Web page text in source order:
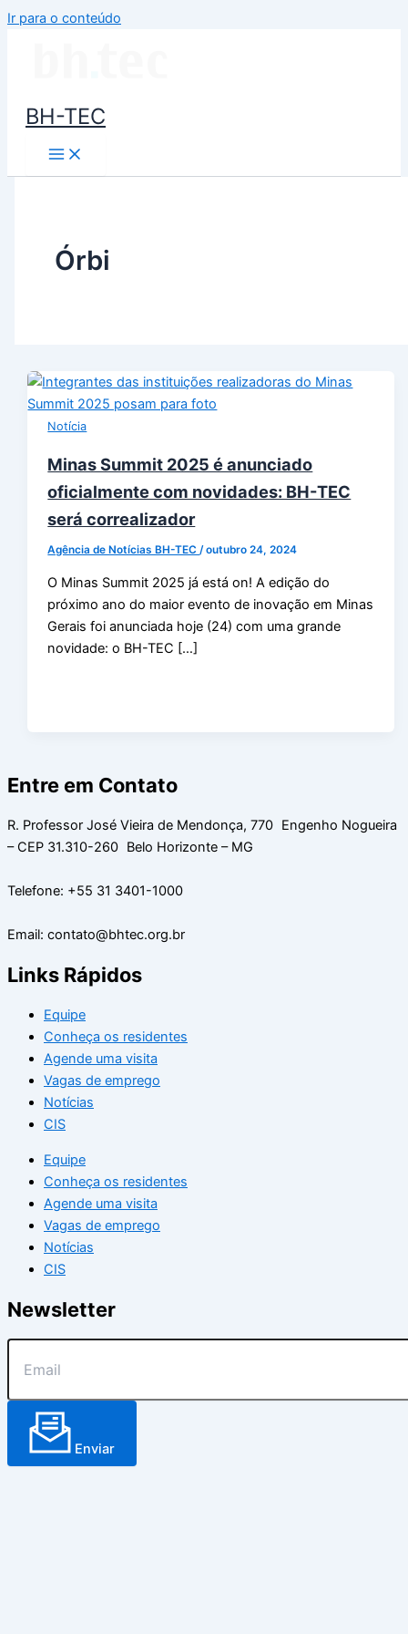
Ir para o conteúdo
BH-TEC
Órbi
Notícia
Minas Summit 2025 é anunciado
oficialmente com novidades: BH-TEC
será correalizador
Agência de Notícias BH-TEC/outubro 24, 2024
O Minas Summit 2025 já está on! A edição do
próximo ano do maior evento de inovação em Minas
Gerais foi anunciada hoje (24) com uma grande
novidade: o BH-TEC […]
Entre em Contato
R. Professor José Vieira de Mendonça, 770 Engenho Nogueira
– CEP 31.310-260 Belo Horizonte – MG
Telefone: +55 31 3401-1000
Email: contato@bhtec.org.br
Links Rápidos
Equipe
Conheça os residentes
Agende uma visita
Vagas de emprego
Notícias
CIS
Equipe
Conheça os residentes
Agende uma visita
Vagas de emprego
Notícias
CIS
Newsletter
Enviar